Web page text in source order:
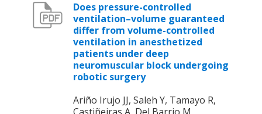
Does pressure-controlled
ventilation–volume guaranteed
differ from volume-controlled
ventilation in anesthetized
patients under deep
neuromuscular block undergoing
robotic surgery
Ariño Irujo JJ, Saleh Y, Tamayo R,